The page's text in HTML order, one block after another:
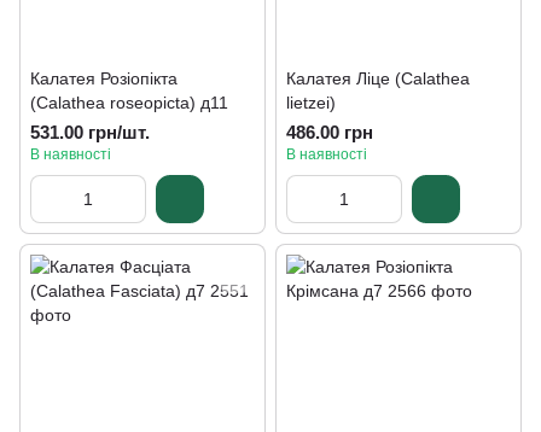
Калатея Розіопікта
(Calathea roseopicta) д11
531.00 грн/шт.
В наявності
Калатея Ліце (Calathea
lietzei)
486.00 грн
В наявності